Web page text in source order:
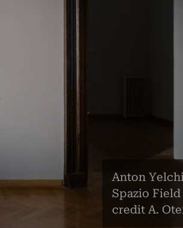
Anton
Spazio
credit A.